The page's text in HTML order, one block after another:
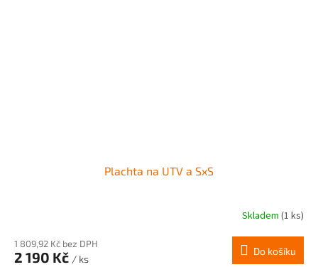
Plachta na UTV a SxS
Skladem (1 ks)
1 809,92 Kč bez DPH
2 190 Kč / ks
Do košíku